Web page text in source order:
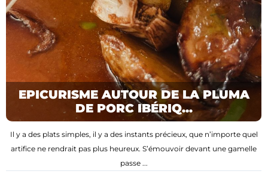
EPICURISME AUTOUR DE LA PLUMA
DE PORC IBÉRIQ...
Il y a des plats simples, il y a des instants précieux, que n’importe quel
artifice ne rendrait pas plus heureux. S’émouvoir devant une gamelle
passe ...